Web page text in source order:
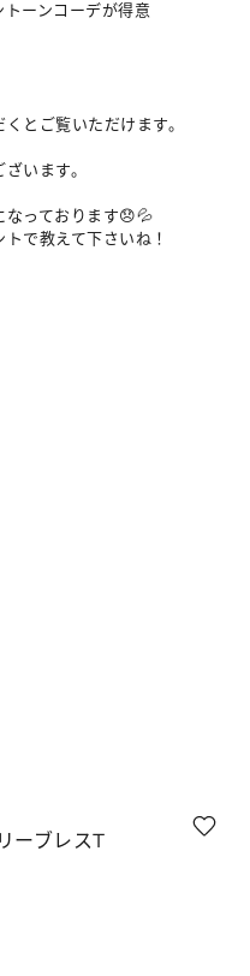
ーンコーデが得意
とご覧いただけます。
います。
なっております😞💦
で教えて下さいね！
ーブレスT